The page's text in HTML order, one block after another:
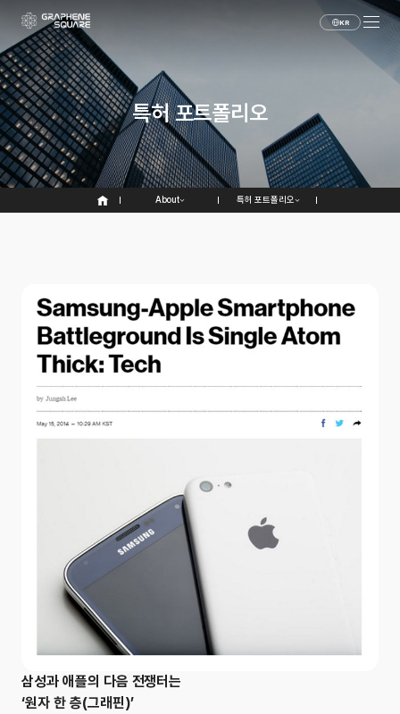
KR
특허 포트폴리오
About 특허 포트폴리오
삼성과 애플의 다음 전쟁터는
‘원자 한 층(그래핀)’